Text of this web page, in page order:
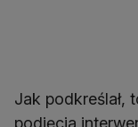
Jak podkreślał,